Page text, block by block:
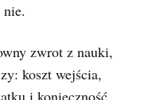
zwrot z nauki,
koszt wejścia,
i konieczność